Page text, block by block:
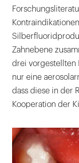
Zahnebene
drei vorgestellten
nur eine
dass diese in der
Kooperation der